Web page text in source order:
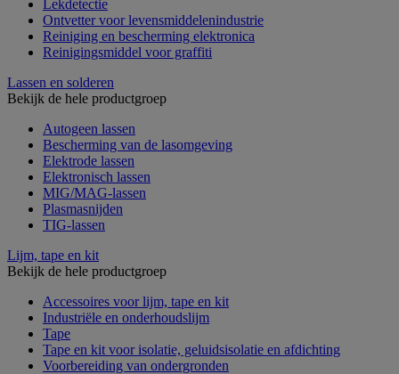
Lekdetectie
Ontvetter voor levensmiddelenindustrie
Reiniging en bescherming elektronica
Reinigingsmiddel voor graffiti
Lassen en solderen
Bekijk de hele productgroep
Autogeen lassen
Bescherming van de lasomgeving
Elektrode lassen
Elektronisch lassen
MIG/MAG-lassen
Plasmasnijden
TIG-lassen
Lijm, tape en kit
Bekijk de hele productgroep
Accessoires voor lijm, tape en kit
Industriële en onderhoudslijm
Tape
Tape en kit voor isolatie, geluidsisolatie en afdichting
Voorbereiding van ondergronden